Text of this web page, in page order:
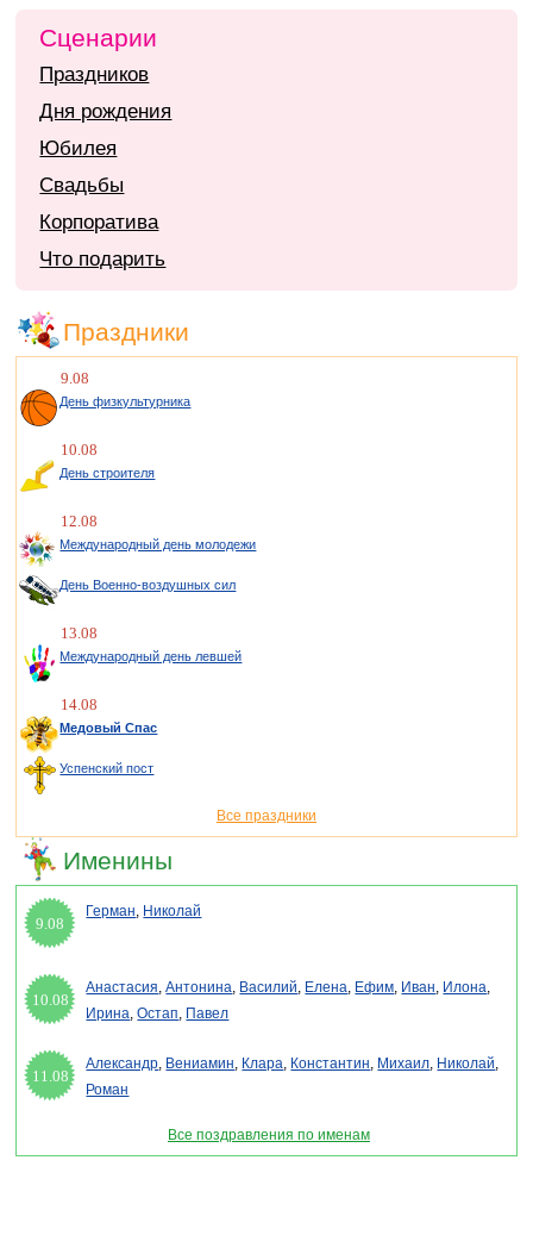
Сценарии
Праздников
Дня рождения
Юбилея
Свадьбы
Корпоратива
Что подарить
Праздники
9.08
День физкультурника
10.08
День строителя
12.08
Международный день молодежи
День Военно-воздушных сил
13.08
Международный день левшей
14.08
Медовый Спас
Успенский пост
Все праздники
Именины
9.08
Герман, Николай
10.08
Анастасия,Антонина, Василий, Елена, Ефим, Иван, Илона,
Ирина,Остап, Павел
11.08
Александр, Вениамин, Клара, Константин, Михаил, Николай,
Роман
Все поздравления по именам